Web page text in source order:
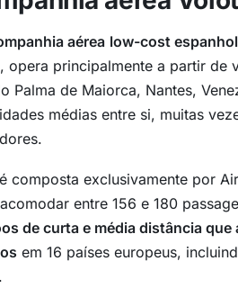
aérea low-cost
opera principalmente a partir de
Palma de Maiorca, Nantes,
médias entre si, muitas
composta exclusivamente por
entre 156 e 180
de curta e média distância que
em 16 países europeus,